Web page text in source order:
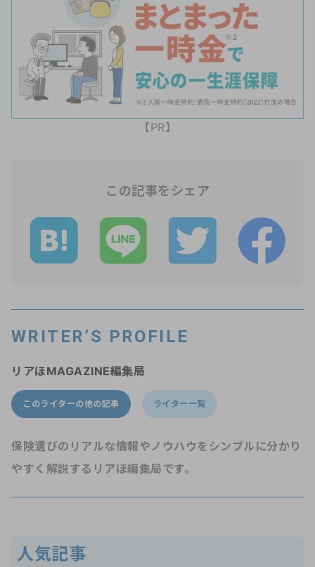
【PR】
この記事をシェア
WRITER’S PROFILE
リアほMAGAZINE編集局
このライターの他の記事 ライター一覧
保険選びのリアルな情報やノウハウをシンプルに分かり
やすく解説するリアほ編集局です。
人気記事